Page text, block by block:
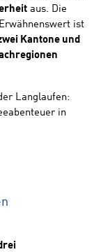
aus. Die
ist
Kantone und
Langlaufen:
in